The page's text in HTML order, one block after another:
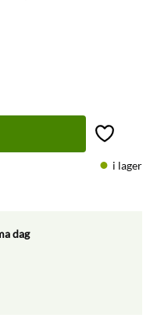
Lägg till
i lager
dag